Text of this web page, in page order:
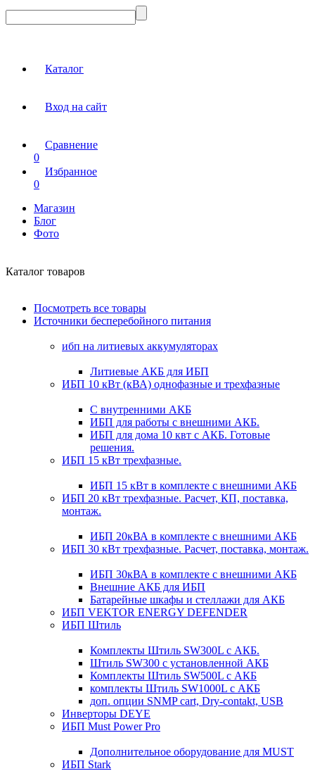
Каталог
Вход на сайт
Сравнение
0
Избранное
0
Магазин
Блог
Фото
Каталог товаров
Посмотреть все товары
Источники бесперебойного питания
ибп на литиевых аккумуляторах
Литиевые АКБ для ИБП
ИБП 10 кВт (кВА) однофазные и трехфазные
С внутренними АКБ
ИБП для работы с внешними АКБ.
ИБП для дома 10 квт с АКБ. Готовые
решения.
ИБП 15 кВт трехфазные.
ИБП 15 кВт в комплекте с внешними АКБ
ИБП 20 кВт трехфазные. Расчет, КП, поставка,
монтаж.
ИБП 20кВА в комплекте с внешними АКБ
ИБП 30 кВт трехфазные. Расчет, поставка, монтаж.
ИБП 30кВА в комплекте с внешними АКБ
Внешние АКБ для ИБП
Батарейные шкафы и стеллажи для АКБ
ИБП VEKTOR ENERGY DEFENDER
ИБП Штиль
Комплекты Штиль SW300L с АКБ.
Штиль SW300 с установленной АКБ
Комплекты Штиль SW500L с АКБ
комплекты Штиль SW1000L с АКБ
доп. опции SNMP cart, Dry-contakt, USB
Инверторы DEYE
ИБП Must Power Pro
Дополнительное оборудование для MUST
ИБП Stark